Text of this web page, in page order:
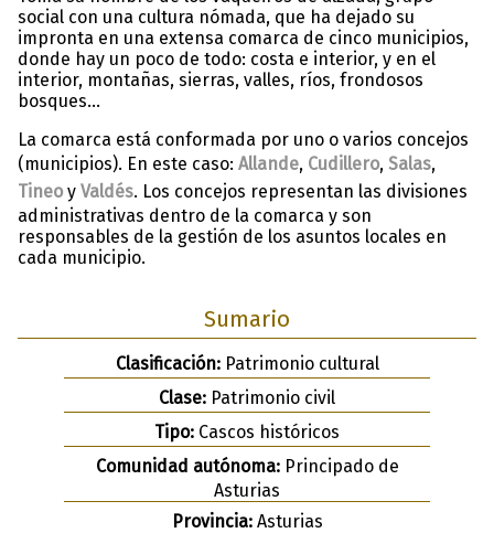
social con una cultura nómada, que ha dejado su
impronta en una extensa comarca de cinco municipios,
donde hay un poco de todo: costa e interior, y en el
interior, montañas, sierras, valles, ríos, frondosos
bosques…
La comarca está conformada por uno o varios concejos
(municipios). En este caso: Allande, Cudillero, Salas,
Tineo y Valdés. Los concejos representan las divisiones
administrativas dentro de la comarca y son
responsables de la gestión de los asuntos locales en
cada municipio.
Sumario
Clasificación:Patrimonio cultural
Clase: Patrimonio civil
Tipo: Cascos históricos
Comunidad autónoma:Principado de
Asturias
Provincia:Asturias